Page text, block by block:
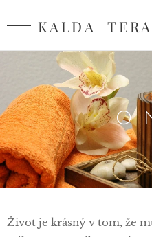
KALDA
O
Život je krásný v tom, že